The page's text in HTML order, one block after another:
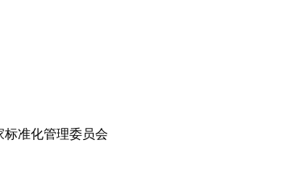
准化管理委员会